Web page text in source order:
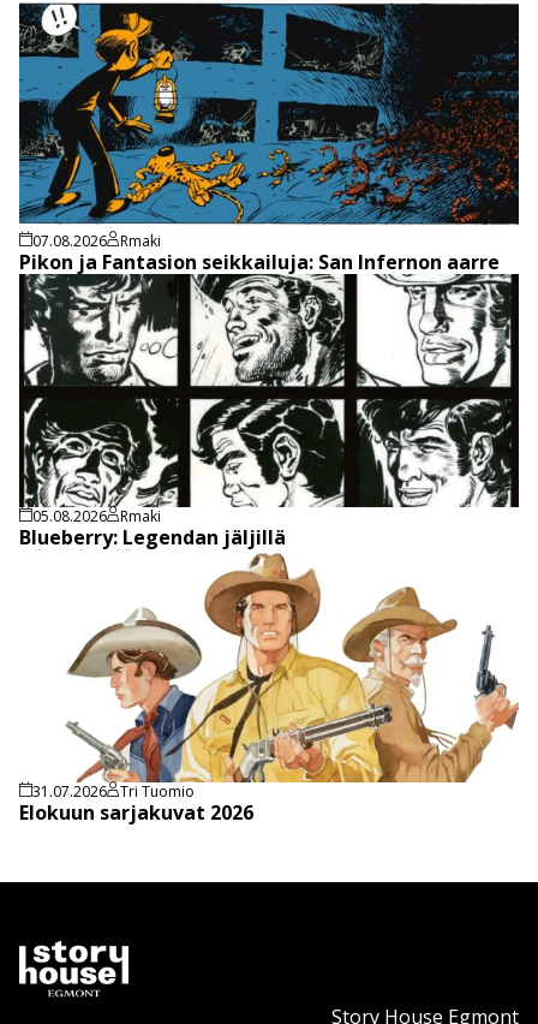
07.08.2026 Rmaki
Pikon ja Fantasion seikkailuja: San Infernon aarre
05.08.2026 Rmaki
Blueberry: Legendan jäljillä
31.07.2026 Tri Tuomio
Elokuun sarjakuvat 2026
Story House Egmont